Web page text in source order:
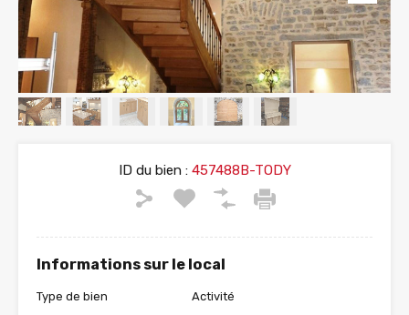
ID du bien :457488B-TODY
Informations sur le local
Type de bien Activité